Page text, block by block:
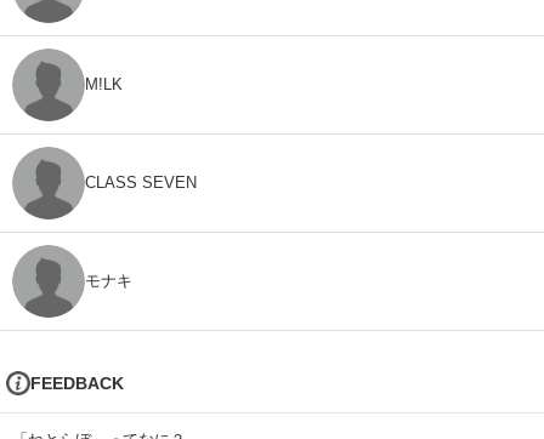
M!LK
CLASS SEVEN
モナキ
FEEDBACK